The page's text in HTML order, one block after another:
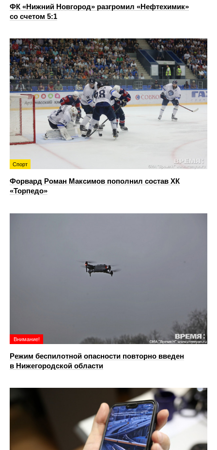
ФК «Нижний Новгород» разгромил «Нефтехимик»
со счетом 5:1
Спорт
Форвард Роман Максимов пополнил состав ХК
«Торпедо»
Внимание!
Режим беспилотной опасности повторно введен
в Нижегородской области